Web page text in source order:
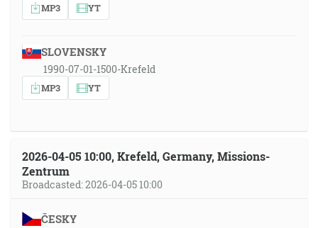
MP3 YT
SLOVENSKY
1990-07-01-1500-Krefeld
MP3 YT
2026-04-05 10:00, Krefeld, Germany, Missions-
Zentrum
Broadcasted: 2026-04-05 10:00
ČESKY